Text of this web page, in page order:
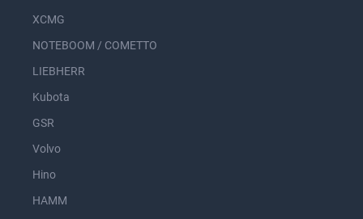
XCMG
NOTEBOOM / COMETTO
LIEBHERR
Kubota
GSR
Volvo
Hino
HAMM